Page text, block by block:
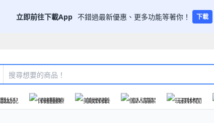
立即前往下載App 不錯過最新優惠、更多功能等著你！ 下載
嬰幼兒 保健醫療 美妝保養 個人清潔 玩具休閒